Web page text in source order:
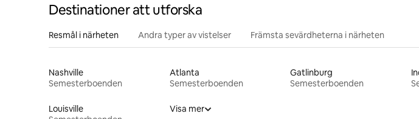
Destinationer att utforska
Resmål i närheten Andra typer av vistelser Främsta sevärdheterna i närheten
Nashville
Semesterboenden
Atlanta
Semesterboenden
Gatlinburg
Semesterboenden
Louisville
Visa mer